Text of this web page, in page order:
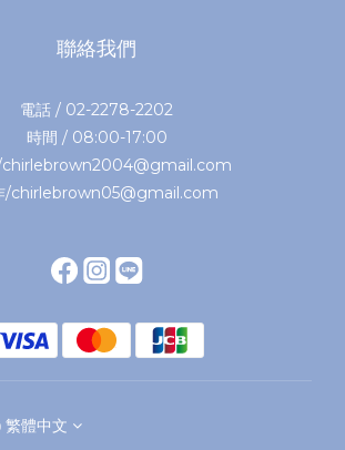
聯絡我們
電話 / 02-2278-2202
時間 / 08:00-17:00
chirlebrown2004@gmail.com
/chirlebrown05@gmail.com
繁體中文